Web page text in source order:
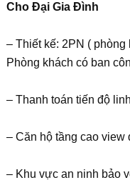
ChoĐạiGia Đình
– Thiết kế: 2PN (
Phòng khách có ban
– Thanh toán tiến độ
– Căn hộ tầng cao view
– Khu vực an ninh bảo